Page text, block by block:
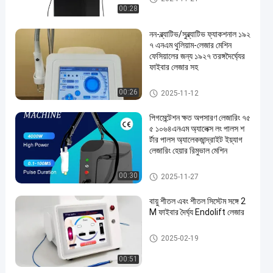
00:28
00:26
নন-ব্ল্যাটিভ/সুব্ল্যাটিভ ফ্যাকশনাল ১৯২
৭ এনএম থুলিয়াম-লেজার মেশিন
ফেসিয়ালের জন্য ১৯২৭ তরঙ্গদৈর্ঘ্যের
ফাইবার লেজার সহ
ডায়োড লেজার হেয়ার রিমুভাল মেশিন
2025-11-12
00:30
পিগমেন্টেশন ক্ষত অপসারণ লেজারিং ৭৫
৫ ১০৬৪এনএম অ্যালেক্স লং পালস শ
র্টার পালস অ্যালেকজান্দ্রাইট ইয়্যাগ
লেজারিং হেয়ার রিমুভাল মেশিন
লং ইমপ্লাস লেজার হেয়ার অপসারণ
2025-11-27
00:51
বায়ু শীতল এবং শীতল সিস্টেম সঙ্গে 2
M ফাইবার দৈর্ঘ্য Endolift লেজার
লেজার লিপোলাইসিস মেশিন
2025-02-19